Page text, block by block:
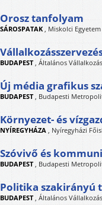
Orosz tanfolyam
SÁROSPATAK , Miskolci
BUDAPEST, Általános
Új média grafikus
BUDAPEST, Budapesti
Környezet- és
NYÍREGYHÁZA , Nyíregyházi
Szóvivő és
BUDAPEST, Budapesti
Politika szakirányú
BUDAPEST, Általános